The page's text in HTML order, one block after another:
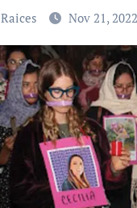
Raices Nov 21, 2022